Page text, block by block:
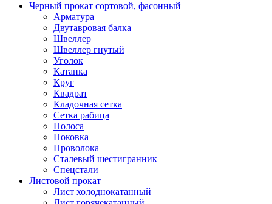
Черный прокат сортовой, фасонный
Арматура
Двутавровая балка
Швеллер
Швеллер гнутый
Уголок
Катанка
Круг
Квадрат
Кладочная сетка
Сетка рабица
Полоса
Поковка
Проволока
Сталевый шестигранник
Спецстали
Листовой прокат
Лист холоднокатанный